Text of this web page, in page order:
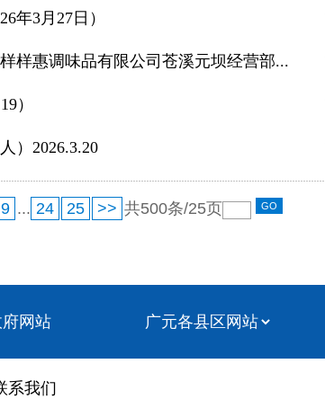
年3月27日）
样惠调味品有限公司苍溪元坝经营部...
）
）2026.3.20
9 ... 24 25 >> 共500条/25页
网站
系我们